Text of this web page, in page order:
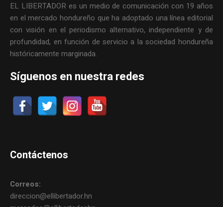
EL LIBERTADOR es un medio de comunicación con 19 años
en el mercado hondureño que ha adoptado una línea editorial
con visión en el periodismo alternativo, independiente y de
profundidad, en función de servicio a la sociedad hondureña
históricamente marginada.
Síguenos en nuestra redes
Contáctenos
Correos:
direccion@ellibertador.hn